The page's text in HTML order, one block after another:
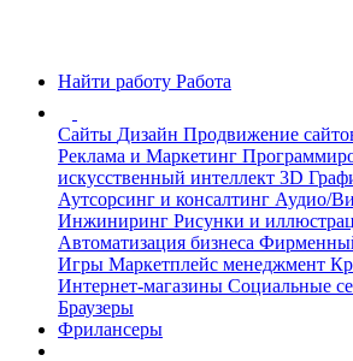
Найти работу Работа
Сайты Дизайн Продвижение
Реклама и Маркетинг
искусственный интеллект 3D
Аутсорсинг и консалтинг Аудио/
Инжиниринг Рисунки и
Автоматизация бизнеса
Игры Маркетплейс менеджмент
Интернет-магазины Социальные
Браузеры
Фрилансеры